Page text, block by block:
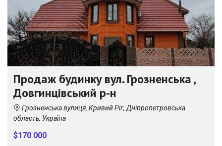
Продаж будинку вул. Грозненська ,
Довгинцівський р-н
Грозненська вулиця, Кривий Ріг, Дніпропетровська
область, Україна
$170 000